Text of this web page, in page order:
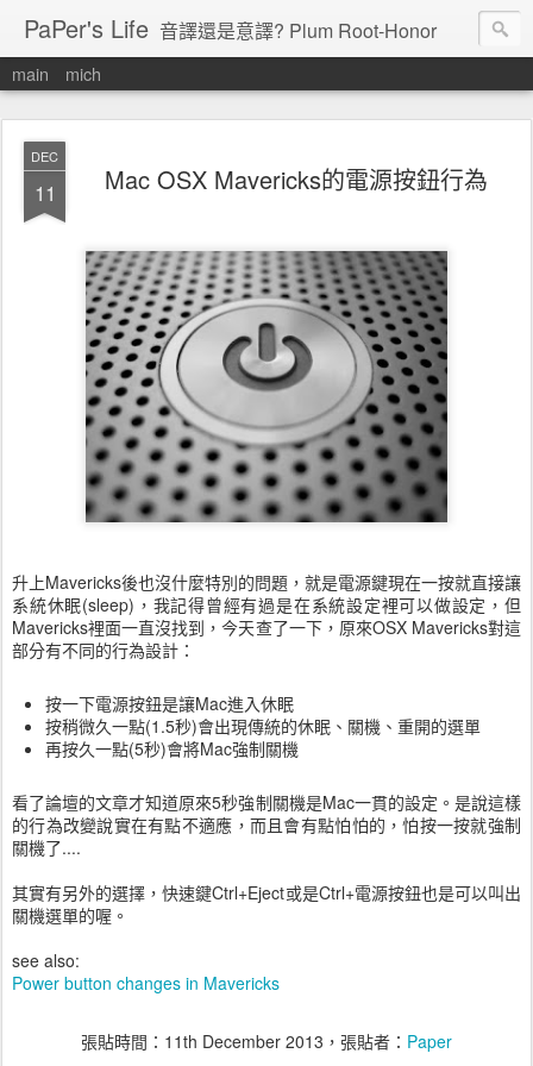
PaPer's Life 音譯還是意譯? Plum Root-Honor
main mich
DEC
11 Mac OSX Mavericks的電源按鈕行為
升上Mavericks後也沒什麼特別的問題，就是電源鍵現在一按就直接讓
系統休眠(sleep)，我記得曾經有過是在系統設定裡可以做設定，但
Mavericks裡面一直沒找到，今天查了一下，原來OSX Mavericks對這
部分有不同的行為設計：
按一下電源按鈕是讓Mac進入休眠
按稍微久一點(1.5秒)會出現傳統的休眠、關機、重開的選單
再按久一點(5秒)會將Mac強制關機
看了論壇的文章才知道原來5秒強制關機是Mac一貫的設定。是說這樣
的行為改變說實在有點不適應，而且會有點怕怕的，怕按一按就強制
關機了....
其實有另外的選擇，快速鍵Ctrl+Eject或是Ctrl+電源按鈕也是可以叫出
關機選單的喔。
see also:
Power button changes in Mavericks
張貼時間： 11th December 2013 ，張貼者： Paper